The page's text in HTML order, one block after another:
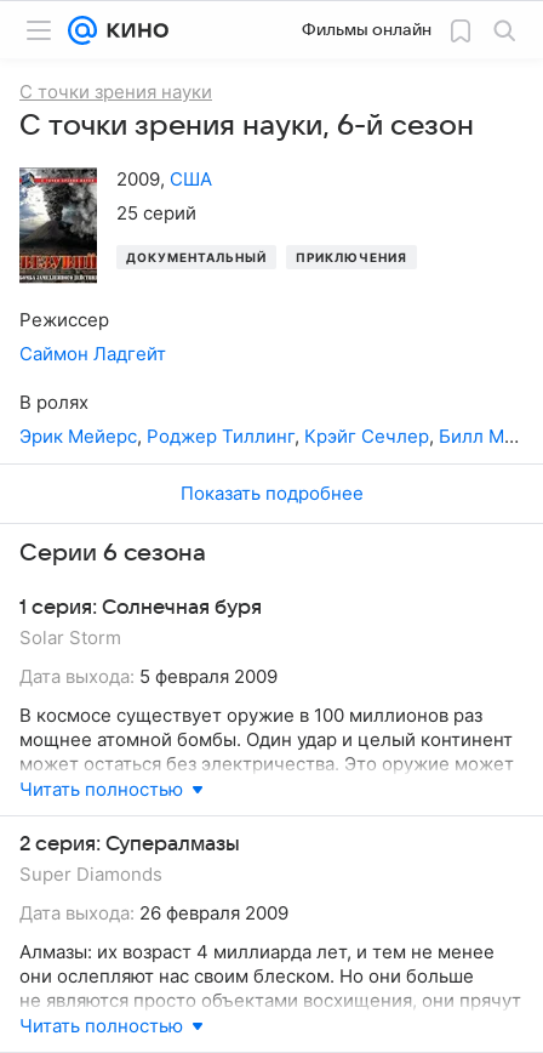
Фильмы онлайн
С точки зрения науки
С точки зрения науки, 6-й сезон
2009, США
25 серий
ДОКУМЕНТАЛЬНЫЙ ПРИКЛЮЧЕНИЯ
Режиссер
Саймон Ладгейт
В ролях
Эрик Мейерс, Роджер Тиллинг, Крэйг Сечлер, Билл МакГуайр
Показать подробнее
Серии 6 сезона
1 серия: Солнечная буря
Solar Storm
Дата выхода: 5 февраля 2009
В космосе существует оружие в 100 миллионов раз
мощнее атомной бомбы. Один удар и целый континент
может остаться без электричества. Это оружие может
уничтожить ни только жизнь на Земле, но и Солнечной
системе, также уничтожая всю спутниковую
инфраструктуру. За ним наблюдают спутники Земли
и даже Марса.
Читать полностью
2 серия: Супералмазы
Super Diamonds
Дата выхода: 26 февраля 2009
Алмазы: их возраст 4 миллиарда лет, и тем не менее
они ослепляют нас своим блеском. Но они больше
не являются просто объектами восхищения, они прячут
в себе силы, которые могут изменить вашу жизнь.
Читать полностью